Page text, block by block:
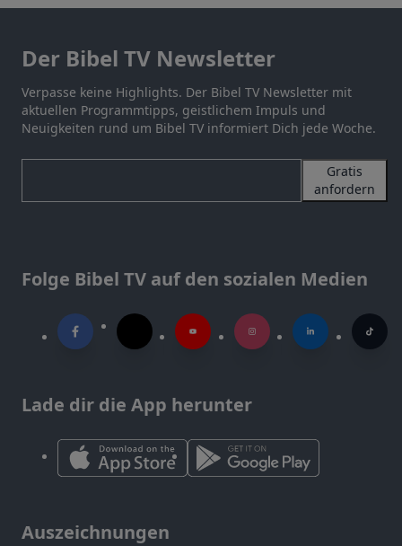
Der Bibel TV Newsletter
Verpasse keine Highlights. Der Bibel TV Newsletter mit
aktuellen Programmtipps, geistlichem Impuls und
Neuigkeiten rund um Bibel TV informiert Dich jede Woche.
Gratis
anfordern
Folge Bibel TV auf den sozialen Medien
Lade dir die App herunter
Auszeichnungen